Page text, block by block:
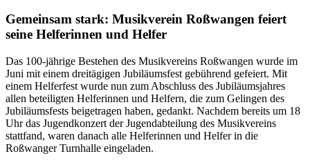
Gemeinsam stark: Musikverein Roßwangen feiert
seine Helferinnen und Helfer
Das 100-jährige Bestehen des Musikvereins Roßwangen wurde im
Juni mit einem dreitägigen Jubiläumsfest gebührend gefeiert. Mit
einem Helferfest wurde nun zum Abschluss des Jubiläumsjahres
allen beteiligten Helferinnen und Helfern, die zum Gelingen des
Jubiläumsfests beigetragen haben, gedankt. Nachdem bereits um 18
Uhr das Jugendkonzert der Jugendabteilung des Musikvereins
stattfand, waren danach alle Helferinnen und Helfer in die
Roßwanger Turnhalle eingeladen.